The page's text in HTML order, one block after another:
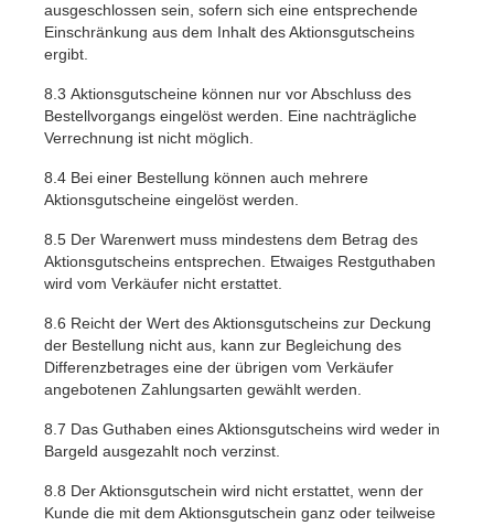
ausgeschlossen sein, sofern sich eine entsprechende
Einschränkung aus dem Inhalt des Aktionsgutscheins
ergibt.
8.3 Aktionsgutscheine können nur vor Abschluss des
Bestellvorgangs eingelöst werden. Eine nachträgliche
Verrechnung ist nicht möglich.
8.4 Bei einer Bestellung können auch mehrere
Aktionsgutscheine eingelöst werden.
8.5 Der Warenwert muss mindestens dem Betrag des
Aktionsgutscheins entsprechen. Etwaiges Restguthaben
wird vom Verkäufer nicht erstattet.
8.6 Reicht der Wert des Aktionsgutscheins zur Deckung
der Bestellung nicht aus, kann zur Begleichung des
Differenzbetrages eine der übrigen vom Verkäufer
angebotenen Zahlungsarten gewählt werden.
8.7 Das Guthaben eines Aktionsgutscheins wird weder in
Bargeld ausgezahlt noch verzinst.
8.8 Der Aktionsgutschein wird nicht erstattet, wenn der
Kunde die mit dem Aktionsgutschein ganz oder teilweise